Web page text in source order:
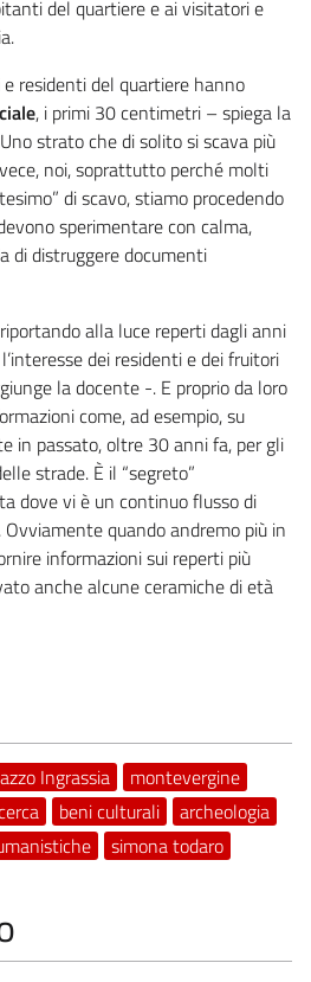
del quartiere e ai visitatori e
residenti del quartiere hanno
, i primi 30 centimetri – spiega la
strato che di solito si scava più
noi, soprattutto perché molti
di scavo, stiamo procedendo
sperimentare con calma,
di distruggere documenti
alla luce reperti dagli anni
dei residenti e dei fruitori
la docente -. E proprio da loro
come, ad esempio, su
in passato, oltre 30 anni fa, per gli
strade. È il “segreto”
dove vi è un continuo flusso di
quando andremo più in
informazioni sui reperti più
anche alcune ceramiche di età
Ingrassia
montevergine
beni culturali
archeologia
simona todaro